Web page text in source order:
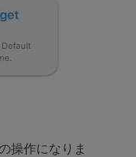
操作になりま